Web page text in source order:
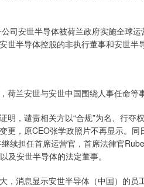
安世半导体被荷兰政府实施全球运
世半导体控股的非执行董事和安世半
兰安世与安世中国围绕人事任命等事
，谴责相关方以“合规”为名、行夺
更，原CEO张学政照片不再显示。
续担任首席运营官，首席法律官
及安世半导体的法定董事。
消息显示安世半导体（中国）的员